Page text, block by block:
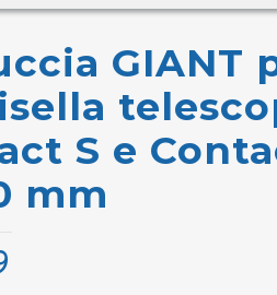
GIANT
S e
mm